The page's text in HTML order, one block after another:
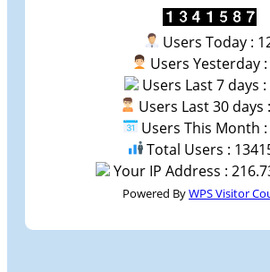
Users Today :
Users Yesterday :
Users Last 7 days :
Users Last 30 days
Users This Month
Total Users :
Your IP Address :
Powered ByWPS Visitor